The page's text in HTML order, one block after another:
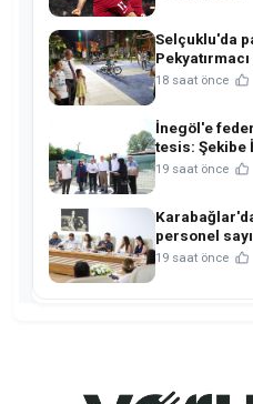
Selçuklu'da
18 saat önce
İnegöl'e
tesis: Şekibe
merkezine
19 saat önce
personel
sahibi oldu!
19 saat önce